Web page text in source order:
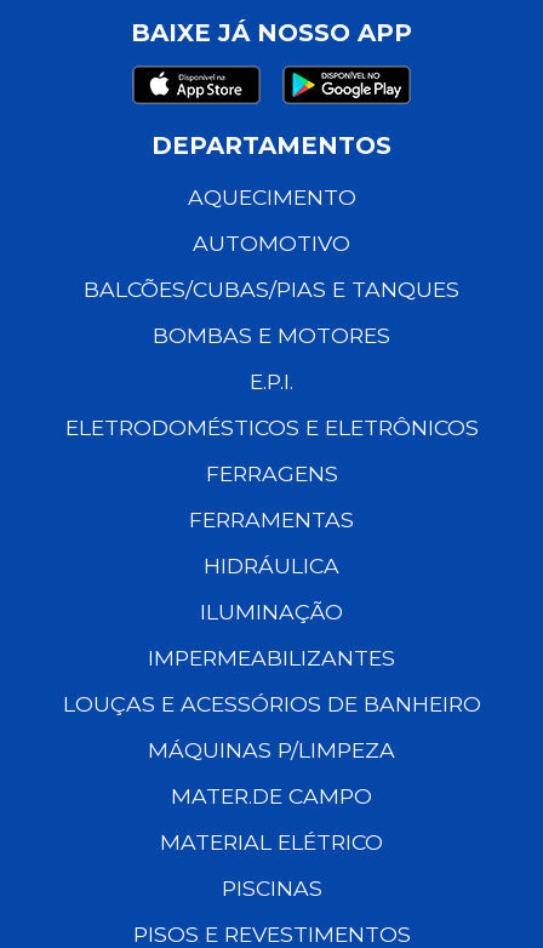
BAIXE JÁ NOSSO APP
DEPARTAMENTOS
AQUECIMENTO
AUTOMOTIVO
BALCÕES/CUBAS/PIAS E TANQUES
BOMBAS E MOTORES
E.P.I.
ELETRODOMÉSTICOS E ELETRÔNICOS
FERRAGENS
FERRAMENTAS
HIDRÁULICA
ILUMINAÇÃO
IMPERMEABILIZANTES
LOUÇAS E ACESSÓRIOS DE BANHEIRO
MÁQUINAS P/LIMPEZA
MATER.DE CAMPO
MATERIAL ELÉTRICO
PISCINAS
PISOS E REVESTIMENTOS